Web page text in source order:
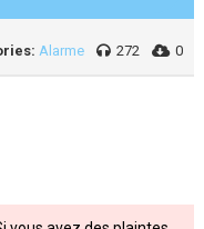
Alarme 272 0